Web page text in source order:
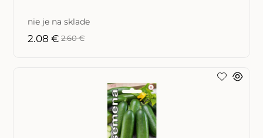
nie je na sklade
2.08 € 2.60 €